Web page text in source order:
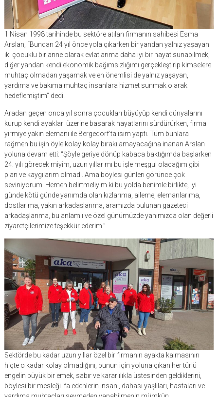
1 Nisan 1998 tarihinde bu sektöre atılan firmanın sahibesi Esma
Arslan, “Bundan 24 yıl önce yola çıkarken bir yandan yalnız yaşayan
iki çocuklu bir anne olarak evlatlarıma daha iyi bir hayat sunabilmek,
diğer yandan kendi ekonomik bağımsızlığımı gerçekleştirip kimselere
muhtaç olmadan yaşamak ve en önemlisi de yalnız yaşayan,
yardıma ve bakıma muhtaç insanlara hizmet sunmak olarak
hedeflemiştim” dedi.
Aradan geçen onca yıl sonra çocukları büyüyüp kendi dünyalarını
kurup kendi ayakları üzerine basarak hayatlarını sürdürürken, firma
yirmiye yakın elemanı ile Bergedorf’ta isim yaptı. Tüm bunlara
rağmen bu işin öyle kolay kolay bırakılamayacağına inanan Arslan
yoluna devam etti: “Şöyle geriye dönüp kabaca baktığımda başlarken
24. yılı görecek miyim, uzun yıllar mı bu işle meşgul olacağım gibi
plan ve kaygılarım olmadı. Ama böylesi günleri görünce çok
seviniyorum. Hemen belirtmeliyim ki bu yolda benimle birlikte, iyi
günde kötü günde yanımda olan kızlarıma, aileme, elemanlarıma,
dostlarıma, yakın arkadaşlarıma, aramızda bulunan gazeteci
arkadaşlarıma, bu anlamlı ve özel günümüzde yanımızda olan değerli
ziyaretçilerimize teşekkür ederim.”
Sektörde bu kadar uzun yıllar özel bir firmanın ayakta kalmasının
hiçte o kadar kolay olmadığını, bunun için yoluna çıkan her türlü
engelin büyük bir emek, sabır ve kararlılıkla üstesinden geldiklerini,
böylesi bir mesleği ifa edenlerin insanı, dahası yaşlıları, hastaları ve